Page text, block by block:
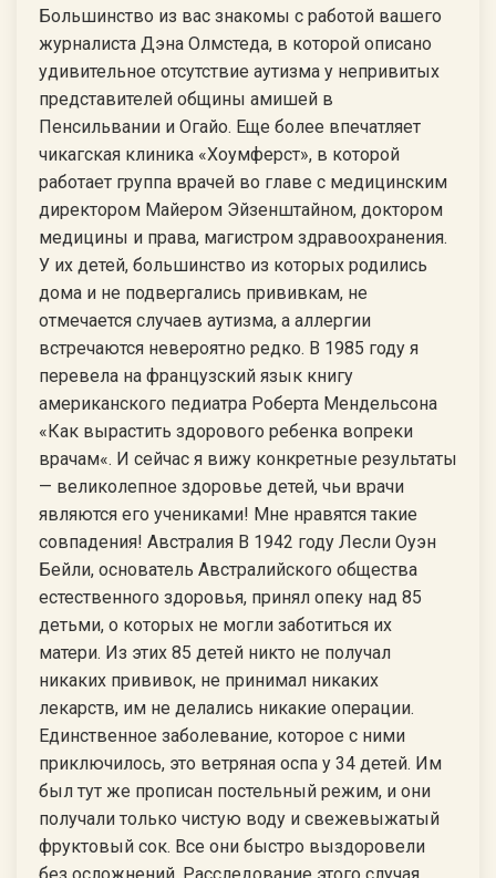
Большинство из вас знакомы с работой вашего
журналиста Дэна Олмстеда, в которой описано
удивительное отсутствие аутизма у непривитых
представителей общины амишей в
Пенсильвании и Огайо. Еще более впечатляет
чикагская клиника «Хоумферст», в которой
работает группа врачей во главе с медицинским
директором Майером Эйзенштайном, доктором
медицины и права, магистром здравоохранения.
У их детей, большинство из которых родились
дома и не подвергались прививкам, не
отмечается случаев аутизма, а аллергии
встречаются невероятно редко. В 1985 году я
перевела на французский язык книгу
американского педиатра Роберта Мендельсона
«Как вырастить здорового ребенка вопреки
врачам«. И сейчас я вижу конкретные результаты
— великолепное здоровье детей, чьи врачи
являются его учениками! Мне нравятся такие
совпадения! Австралия В 1942 году Лесли Оуэн
Бейли, основатель Австралийского общества
естественного здоровья, принял опеку над 85
детьми, о которых не могли заботиться их
матери. Из этих 85 детей никто не получал
никаких прививок, не принимал никаких
лекарств, им не делались никакие операции.
Единственное заболевание, которое с ними
приключилось, это ветряная оспа у 34 детей. Им
был тут же прописан постельный режим, и они
получали только чистую воду и свежевыжатый
фруктовый сок. Все они быстро выздоровели